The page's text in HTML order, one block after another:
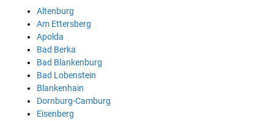
Altenburg
Am Ettersberg
Apolda
Bad Berka
Bad Blankenburg
Bad Lobenstein
Blankenhain
Dornburg-Camburg
Eisenberg